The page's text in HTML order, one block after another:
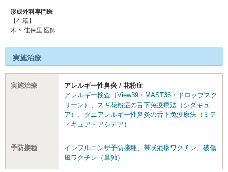
形成外科専門医
【在籍】
木下 佳保里 医師
実施治療
実施治療
アレルギー性鼻炎 / 花粉症
アレルギー検査（View39・MAST36・ドロップスク
リーン）
スギ花粉症の舌下免疫療法（シダキュ
ア）
ダニアレルギー性鼻炎の舌下免疫療法（ミテ
ィキュア・アシテア）
予防接種 インフルエンザ予防接種 帯状疱疹ワクチン
破傷
風ワクチン（単独）